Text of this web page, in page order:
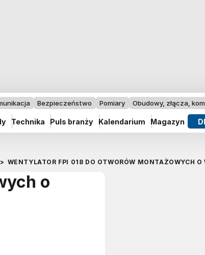
Bezpieczeństwo Pomiary Obudowy, złącza,
Technika Puls branży Kalendarium Magazyn
> WENTYLATOR FPI 018 DO OTWORÓW MONTAŻOWYCH
o